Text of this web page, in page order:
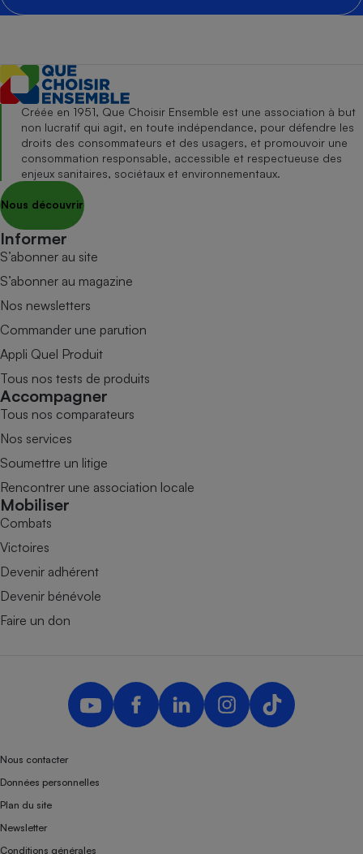
Créée en 1951, Que Choisir Ensemble est une association à but
non lucratif qui agit, en toute indépendance, pour défendre les
droits des consommateurs et des usagers, et promouvoir une
consommation responsable, accessible et respectueuse des
enjeux sanitaires, sociétaux et environnementaux.
Nous découvrir
Informer
S’abonner au site
S’abonner au magazine
Nos newsletters
Commander une parution
Appli Quel Produit
Tous nos tests de produits
Accompagner
Tous nos comparateurs
Nos services
Soumettre un litige
Rencontrer une association locale
Mobiliser
Combats
Victoires
Devenir adhérent
Devenir bénévole
Faire un don
Nous contacter
Données personnelles
Plan du site
Newsletter
Conditions générales